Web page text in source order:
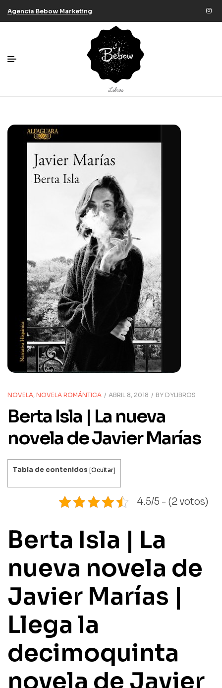
Agencia Bebow Marketing
NOVELA, NOVELA ROMÁNTICA ABRIL 8, 2018 BY DYLIBROS
Berta Isla | La nueva
novela de Javier Marías
Tabla de contenidos [Ocultar]
4.5/5 - (2 votos)
Berta Isla | La
nueva novela de
Javier Marías |
Llega la
decimoquinta
novela de Javier